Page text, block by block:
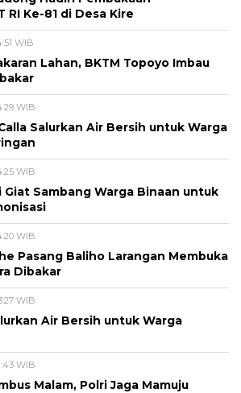
RI Ke-81 di Desa Kire
WIB
Lahan, BKTM Topoyo Imbau
WIB
Salurkan Air Bersih untuk Warga
WIB
Giat Sambang Warga Binaan untuk
WIB
Pasang Baliho Larangan Membuka
Dibakar
WIB
Air Bersih untuk Warga
WIB
Malam, Polri Jaga Mamuju